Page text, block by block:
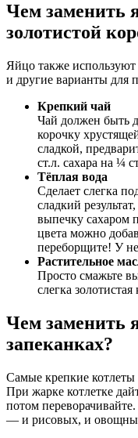
Чем заменить
золотистой
Яйцо также
и другие варианты для
Крепкий чай
Чай должен быть
корочку
сладкой,
ст.л. сахара на ¼
Тёплая вода
Сделает слегка
сладкий
выпечку сахаром
цвета можно
переборщите! У
Растительное
Просто смажьте
слегка золотистая
Чем заменить
запеканках?
Самые крепкие
При жарке котлетке
потом
— и рисовых, и